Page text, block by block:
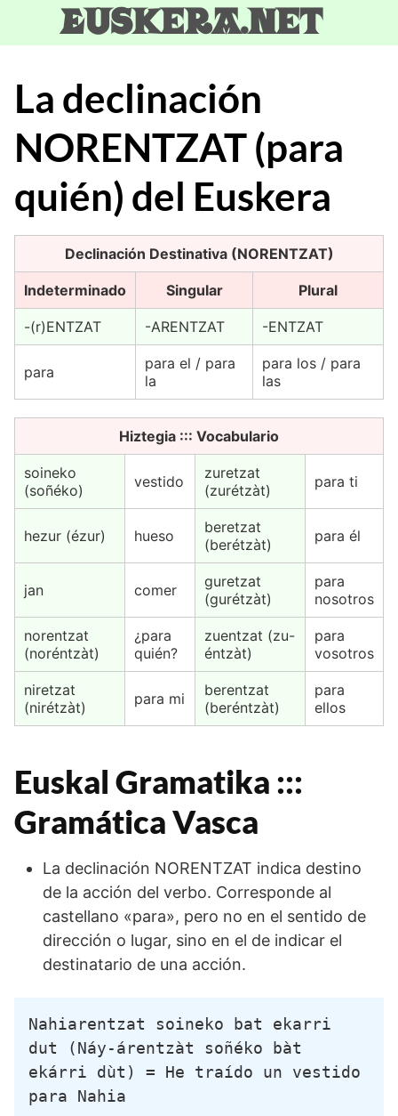
Euskera.net
La declinación
NORENTZAT (para
quién) del Euskera
Declinación Destinativa (NORENTZAT)
Indeterminado Singular Plural
-(r)ENTZAT -ARENTZAT -ENTZAT
para
para el / para
la
para los / para
las
Hiztegia ::: Vocabulario
soineko
(soñéko)
vestido
zuretzat
(zurétzàt)
para ti
hezur (ézur) hueso
beretzat
(berétzàt)
para él
jan comer
guretzat
(gurétzàt)
para
nosotros
norentzat
(noréntzàt)
¿para
quién?
zuentzat (zu-
éntzàt)
para
vosotros
niretzat
(nirétzàt)
para mi
berentzat
(beréntzàt)
para
ellos
Euskal Gramatika :::
Gramática Vasca
La declinación NORENTZAT indica destino
de la acción del verbo. Corresponde al
castellano «para», pero no en el sentido de
dirección o lugar, sino en el de indicar el
destinatario de una acción.
Nahiarentzat soineko bat ekarri
dut (Náy-árentzàt soñéko bàt
ekárri dùt) = He traído un vestido
para Nahia